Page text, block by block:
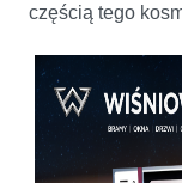
częścią tego